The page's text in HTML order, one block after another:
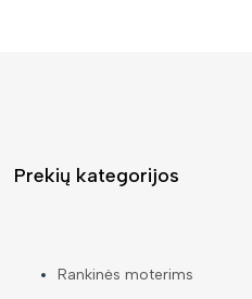
Prekių kategorijos
Rankinės moterims